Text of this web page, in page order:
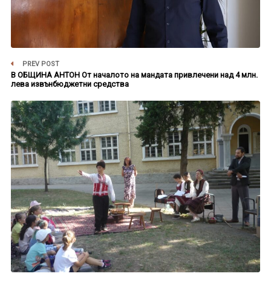
PREV POST
В ОБЩИНА АНТОН От началото на мандата привлечени над 4 млн.
лева извънбюджетни средства